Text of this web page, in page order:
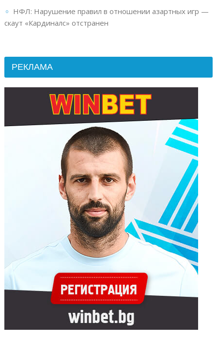
НФЛ: Нарушение правил в отношении азартных игр —
скаут «Кардиналс» отстранен
РЕКЛАМА